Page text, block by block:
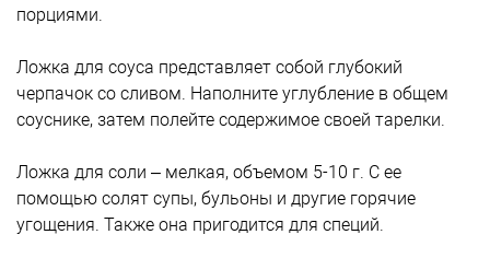
порциями.
Ложка для соуса представляет собой глубокий
черпачок со сливом. Наполните углубление в общем
соуснике, затем полейте содержимое своей тарелки.
Ложка для соли – мелкая, объемом 5-10 г. С ее
помощью солят супы, бульоны и другие горячие
угощения. Также она пригодится для специй.